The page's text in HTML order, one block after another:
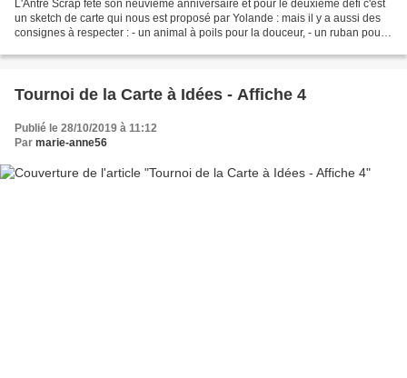
L'Antre Scrap fête son neuvième anniversaire et pour le deuxième défi c'est
un sketch de carte qui nous est proposé par Yolande : mais il y a aussi des
consignes à respecter : - un animal à poils pour la douceur, - un ruban pour
Tournoi de la Carte à Idées - Affiche 4
Publié le 28/10/2019 à 11:12
Par marie-anne56